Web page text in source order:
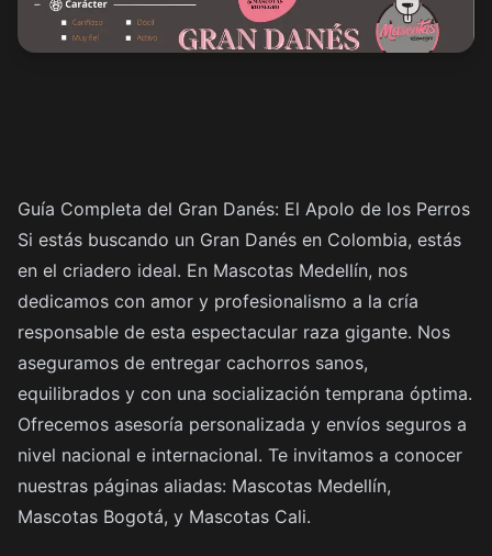
Guía Completa del Gran Danés: El Apolo de los Perros
Si estás buscando un Gran Danés en Colombia, estás
en el criadero ideal. En Mascotas Medellín, nos
dedicamos con amor y profesionalismo a la cría
responsable de esta espectacular raza gigante. Nos
aseguramos de entregar cachorros sanos,
equilibrados y con una socialización temprana óptima.
Ofrecemos asesoría personalizada y envíos seguros a
nivel nacional e internacional. Te invitamos a conocer
nuestras páginas aliadas: Mascotas Medellín,
Mascotas Bogotá, y Mascotas Cali.